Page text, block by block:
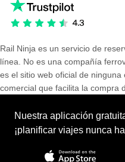
Rail Ninja es un servicio de
línea. No es una compañía
es el sitio web oficial de
comercial que facilita la compra
Nuestra aplicación
¡planificar viajes nunca